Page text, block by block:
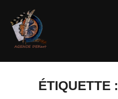
ÉTIQUETTE :